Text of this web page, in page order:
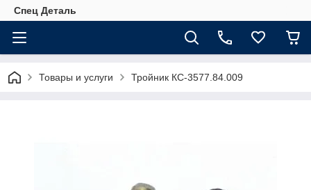
Спец Деталь
Товары и услуги Тройник КС-3577.84.009